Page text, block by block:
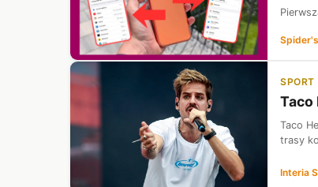
SPORT
Taco
Taco
trasy
Interia